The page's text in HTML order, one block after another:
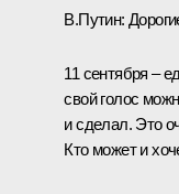
В.Путин:
11 сентября –
свой голос
и сделал. Это
Кто может и